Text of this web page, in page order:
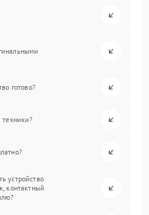
готово?
техники?
устройство
контактный